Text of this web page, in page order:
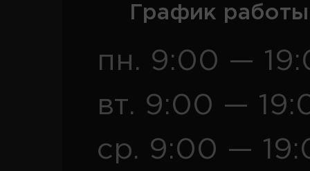
График
пн. 9:00 —
вт. 9:00 —
ср. 9:00 —